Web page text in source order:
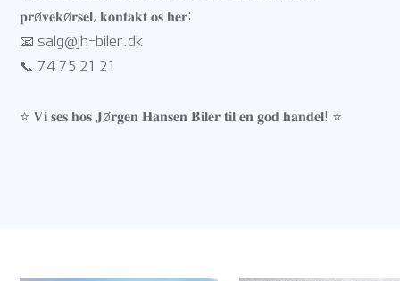
𝐩𝐫ø𝐯𝐞𝐤ø𝐫𝐬𝐞𝐥, 𝐤𝐨𝐧𝐭𝐚𝐤𝐭 𝐨𝐬 𝐡𝐞𝐫:
📧 salg@jh-biler.dk
📞 74 75 21 21
⭐ 𝐕𝐢 𝐬𝐞𝐬 𝐡𝐨𝐬 𝐉ø𝐫𝐠𝐞𝐧 𝐇𝐚𝐧𝐬𝐞𝐧 𝐁𝐢𝐥𝐞𝐫 𝐭𝐢𝐥 𝐞𝐧 𝐠𝐨𝐝 𝐡𝐚𝐧𝐝𝐞𝐥! ⭐